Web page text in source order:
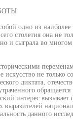
одно из
столетия она не
и сыграла во
искусство не
диктата,
интерес
данного